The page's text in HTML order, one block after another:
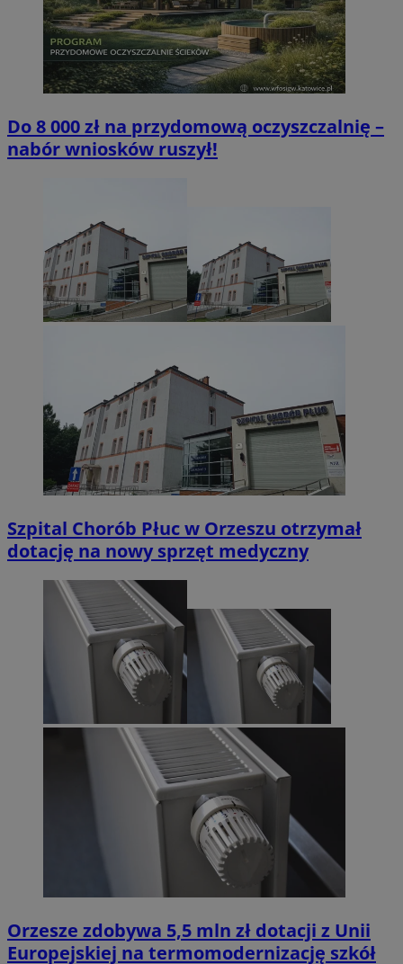
Do 8 000 zł na przydomową oczyszczalnię –
nabór wniosków ruszył!
Szpital Chorób Płuc w Orzeszu otrzymał
dotację na nowy sprzęt medyczny
Orzesze zdobywa 5,5 mln zł dotacji z Unii
Europejskiej na termomodernizację szkół